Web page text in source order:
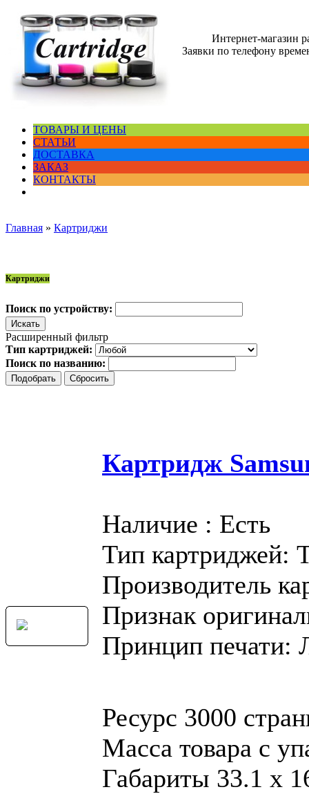
Интернет-магазин
Заявки по телефону
ТОВАРЫ И ЦЕНЫ
СТАТЬИ
ДОСТАВКА
ЗАКАЗ
КОНТАКТЫ
Главная » Картриджи
Картриджи
Поиск по устройству:
Расширенный фильтр
Тип картриджей:
Поиск по названию:
Картридж
Наличие : Есть
Тип картриджей:
Производитель
Признак
Принцип печати:
Ресурс 3000
Масса товара с
Габариты 33.1 х